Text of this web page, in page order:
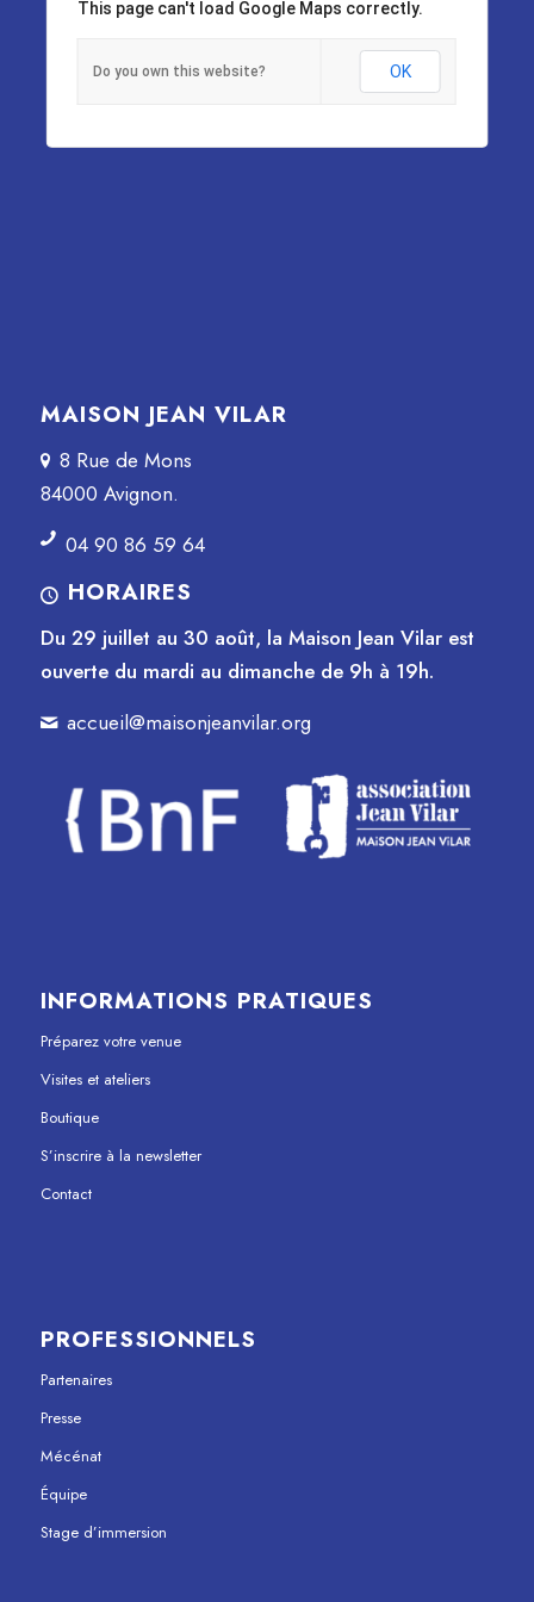
This page can't load Google Maps correctly.
Do you own this website? OK
MAISON JEAN VILAR
8 Rue de Mons
84000 Avignon.
04 90 86 59 64
HORAIRES
Du 29 juillet au 30 août, la Maison Jean Vilar est
ouverte du mardi au dimanche de 9h à 19h.
accueil@maisonjeanvilar.org
INFORMATIONS PRATIQUES
Préparez votre venue
Visites et ateliers
Boutique
S’inscrire à la newsletter
Contact
PROFESSIONNELS
Partenaires
Presse
Mécénat
Équipe
Stage d’immersion